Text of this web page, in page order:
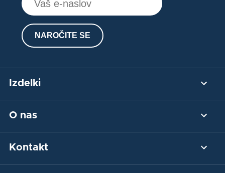
NAROČITE SE
Izdelki
Plačilni prehod
Integracija
O nas
Naša zgodba
Kontakt